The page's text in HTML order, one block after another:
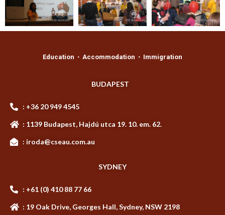
Education ⋅ Accommodation ⋅ Immigration
BUDAPEST
: +36 20 949 4545
: 1139 Budapest, Hajdú utca 19. 10. em. 62.
: iroda@cseau.com.au
SYDNEY
: +61 (0) 410 88 77 66
: 19 Oak Drive, Georges Hall, Sydney, NSW 2198